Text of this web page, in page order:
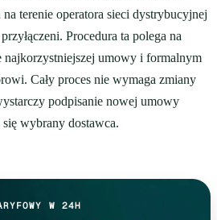
terenie operatora sieci dystrybucyjnej
Procedura ta polega na
umowy i formalnym
Cały proces nie wymaga zmiany
podpisanie nowej umowy
się wybrany dostawca.
W 24H